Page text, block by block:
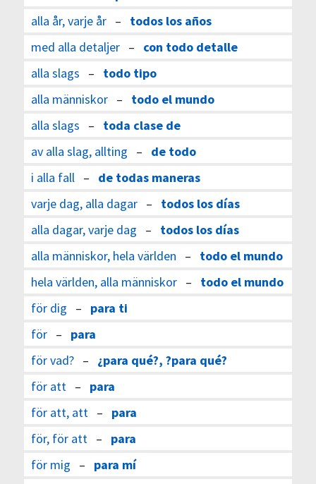
alla år, varje år– todos los años
med alla detaljer– con todo detalle
alla slags – todo tipo
alla människor– todo el mundo
alla slags – toda clase de
av alla slag, allting – de todo
i alla fall– de todas maneras
varje dag, alla dagar– todos los días
alla dagar, varje dag – todos los días
alla människor, hela världen – todo el mundo
hela världen, alla människor– todo el mundo
för dig – para ti
för– para
för vad?– ¿para qué?, ?para qué?
för att– para
för att, att– para
för, för att– para
för mig – para mí